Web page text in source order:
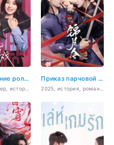
Пересечение ролей Приказ парчовой луны